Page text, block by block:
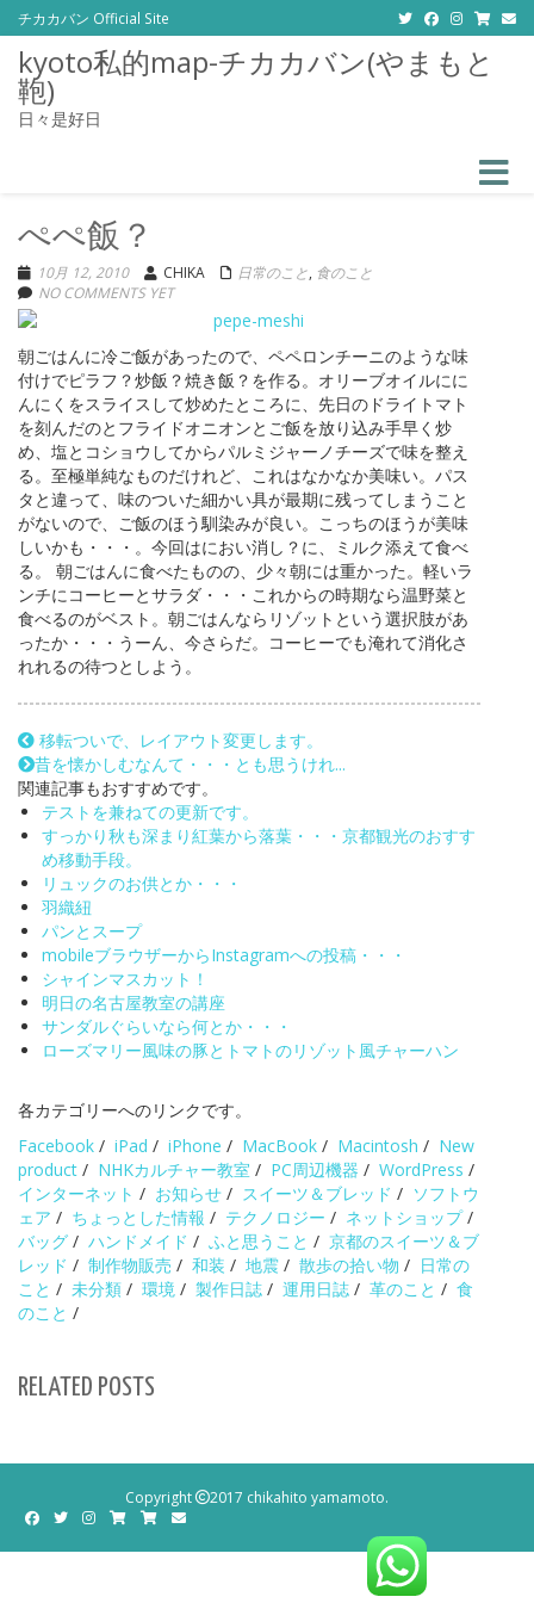
チカカバン Official Site
kyoto私的map-チカカバン(やまもと
鞄)
日々是好日
ぺぺ飯？
10月 12, 2010 CHIKA 日常のこと, 食のこと
NO COMMENTS YET
朝ごはんに冷ご飯があったので、ペペロンチーニのような味
付けでピラフ？炒飯？焼き飯？を作る。オリーブオイルにに
んにくをスライスして炒めたところに、先日のドライトマト
を刻んだのとフライドオニオンとご飯を放り込み手早く炒
め、塩とコショウしてからパルミジャーノチーズで味を整え
る。至極単純なものだけれど、これはなかなか美味い。パス
タと違って、味のついた細かい具が最期に残ってしまうこと
がないので、ご飯のほう馴染みが良い。こっちのほうが美味
しいかも・・・。今回はにおい消し？に、ミルク添えて食べ
る。 朝ごはんに食べたものの、少々朝には重かった。軽いラ
ンチにコーヒーとサラダ・・・これからの時期なら温野菜と
食べるのがベスト。朝ごはんならリゾットという選択肢があ
ったか・・・うーん、今さらだ。コーヒーでも淹れて消化さ
れれるの待つとしよう。
移転ついで、レイアウト変更します。
昔を懐かしむなんて・・・とも思うけれ...
関連記事もおすすめです。
テストを兼ねての更新です。
すっかり秋も深まり紅葉から落葉・・・京都観光のおすす
め移動手段。
リュックのお供とか・・・
羽織紐
パンとスープ
mobileブラウザーからInstagramへの投稿・・・
シャインマスカット！
明日の名古屋教室の講座
サンダルぐらいなら何とか・・・
ローズマリー風味の豚とトマトのリゾット風チャーハン
各カテゴリーへのリンクです。
Facebook / iPad / iPhone / MacBook / Macintosh / New
product / NHKカルチャー教室 / PC周辺機器 / WordPress /
インターネット / お知らせ / スイーツ＆ブレッド / ソフトウ
ェア / ちょっとした情報 / テクノロジー / ネットショップ/
バッグ / ハンドメイド / ふと思うこと / 京都のスイーツ＆ブ
レッド / 制作物販売 / 和装 / 地震 / 散歩の拾い物 / 日常の
こと / 未分類 / 環境 / 製作日誌 / 運用日誌 / 革のこと / 食
のこと /
RELATED POSTS
Copyright 2017 chikahito yamamoto.